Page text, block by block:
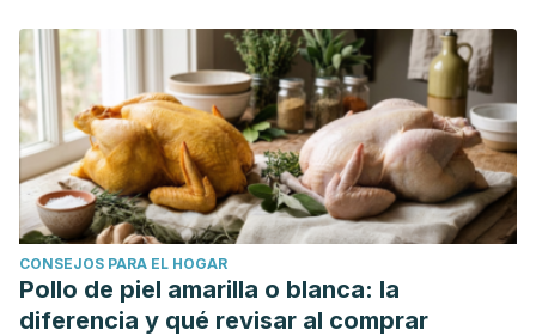
CONSEJOS PARA EL HOGAR
Pollo de piel amarilla o blanca: la
diferencia y qué revisar al comprar